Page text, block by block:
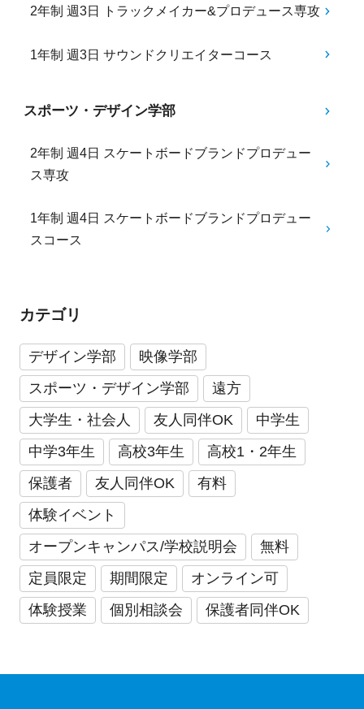
2年制 週3日 トラックメイカー&プロデュース専攻
1年制 週3日 サウンドクリエイターコース
スポーツ・デザイン学部
2年制 週4日 スケートボードブランドプロデュー
ス専攻
1年制 週4日 スケートボードブランドプロデュー
スコース
カテゴリ
デザイン学部
映像学部
スポーツ・デザイン学部
遠方
大学生・社会人
友人同伴OK
中学生
中学3年生
高校3年生
高校1・2年生
保護者
友人同伴OK
有料
体験イベント
オープンキャンパス/学校説明会
無料
定員限定
期間限定
オンライン可
体験授業
個別相談会 保護者同伴OK